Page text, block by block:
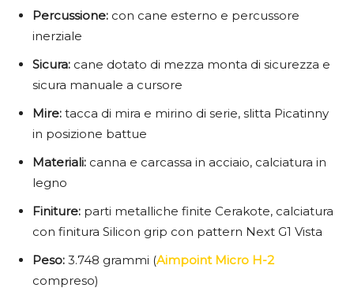
Percussione: con cane esterno e percussore
inerziale
Sicura: cane dotato di mezza monta di sicurezza e
sicura manuale a cursore
Mire: tacca di mira e mirino di serie, slitta Picatinny
in posizione battue
Materiali: canna e carcassa in acciaio, calciatura in
legno
Finiture: parti metalliche finite Cerakote, calciatura
con finitura Silicon grip con pattern Next G1 Vista
Peso: 3.748 grammi (Aimpoint Micro H-2
compreso)